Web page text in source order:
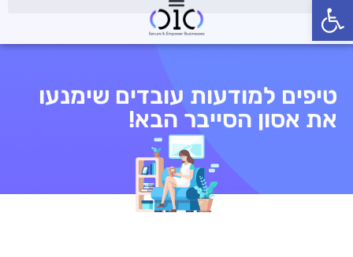
פתח סרגל נגישות
טיפים למודעות עובדים שימנעו
את אסון הסייבר הבא!